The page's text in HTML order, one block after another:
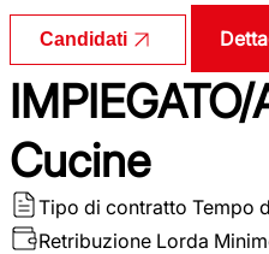
Candidati
Cucine
Tipo di contratto Tempo
Retribuzione Lorda